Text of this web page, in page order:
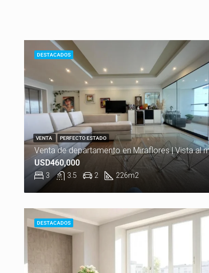
3 3.5 2 226m2
USD460,000
VENTA PERFECTO ESTADO
DESTACADOS
DESTACADOS